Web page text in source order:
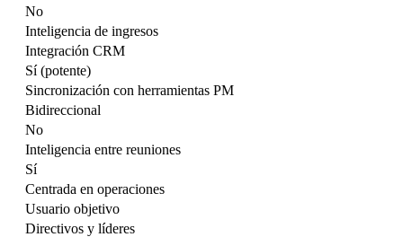
No
Inteligencia de ingresos
Integración CRM
Sí (potente)
Sincronización con herramientas PM
Bidireccional
No
Inteligencia entre reuniones
Sí
Centrada en operaciones
Usuario objetivo
Directivos y líderes